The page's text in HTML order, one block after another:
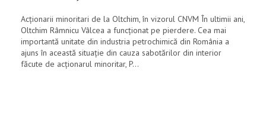
Acționarii minoritari de la Oltchim, în vizorul CNVM În ultimii ani,
Oltchim Râmnicu Vâlcea a funcționat pe pierdere. Cea mai
importantă unitate din industria petrochimică din România a
ajuns în această situație din cauza sabotărilor din interior
făcute de acționarul minoritar, P...